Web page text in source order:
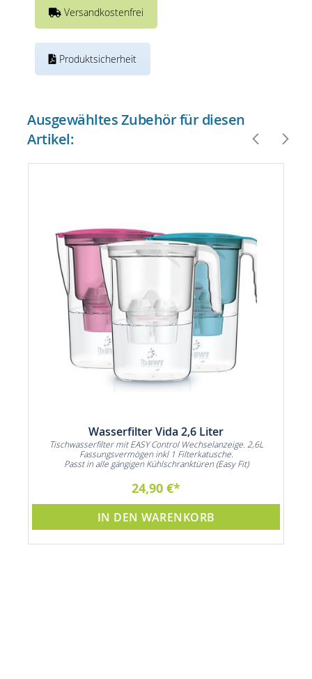
Versandkostenfrei
Produktsicherheit
Ausgewähltes Zubehör für diesen
Artikel:
Wasserfilter Vida 2,6 Liter
Tischwasserfilter mit EASY Control Wechselanzeige. 2,6L
Fassungsvermögen inkl 1 Filterkatusche.
Passt in alle gängigen Kühlschranktüren (Easy Fit)
24,90 €
IN DEN WARENKORB